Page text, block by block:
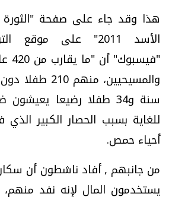
هذا وقد جاء على صفحة "الثورة
الأسد 2011" على
والمسيحيين،
سنة و34 طفلا رضيعا
للغاية بسبب الحصار الكبير
أحياء حمص.
من جانبهم , أفاد ناشطون أن
يستخدمون المال لإنه نفد